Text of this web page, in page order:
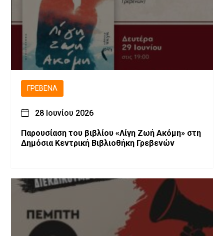
ΓΡΕΒΕΝΆ
28 Ιουνίου 2026
Παρουσίαση του βιβλίου «Λίγη Ζωή Ακόμη» στη
Δημόσια Κεντρική Βιβλιοθήκη Γρεβενών